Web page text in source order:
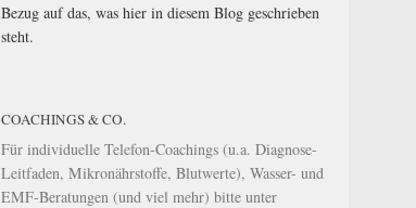
Bezug auf das, was hier in diesem Blog geschrieben
steht.
COACHINGS & CO.
Für individuelle Telefon-Coachings (u.a. Diagnose-
Leitfaden, Mikronährstoffe, Blutwerte), Wasser- und
EMF-Beratungen (und viel mehr) bitte unter